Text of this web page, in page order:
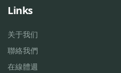
Links
关于我们
聯絡我們
在線體週